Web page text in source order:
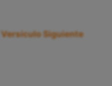
Versículo Siguiente